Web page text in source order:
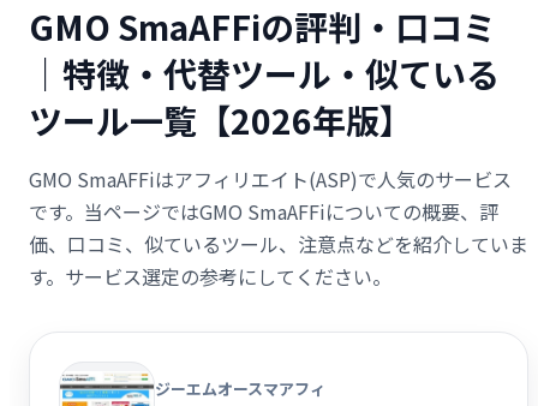
GMO SmaAFFiの評判・口コミ
｜特徴・代替ツール・似ている
ツール一覧【2026年版】
GMO SmaAFFiはアフィリエイト(ASP)で人気のサービス
です。当ページではGMO SmaAFFiについての概要、評
価、口コミ、似ているツール、注意点などを紹介していま
す。サービス選定の参考にしてください。
ジーエムオースマアフィ